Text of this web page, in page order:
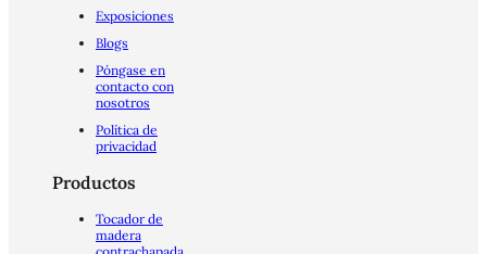
Exposiciones
Blogs
Póngase en
contacto con
nosotros
Política de
privacidad
Productos
Tocador de
madera